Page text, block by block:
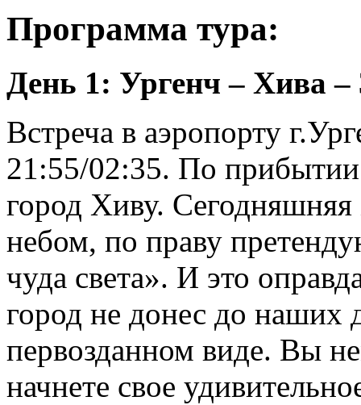
Программа тура:
День 1: Ургенч – Хива –
Встреча в аэропорту
21:55/02:35. По прибытии
город Хиву.
небом, по праву
чуда света». И это
город не донес до наших
первозданном виде. Вы
начнете свое